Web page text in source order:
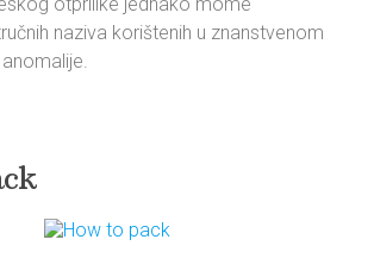
naziva korištenih u znanstvenom